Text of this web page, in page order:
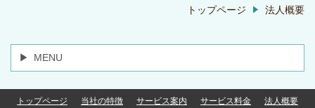
トップページ 法人概要
MENU
トップページ 当社の特徴 サービス案内 サービス料金
法人概要